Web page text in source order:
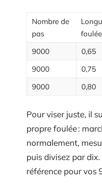
Nombre de
pas
9000
0,65
9000
0,75
9000
0,80
Pour viser juste, il
propre foulée :
normalement,
puis divisez par
référence pour vos